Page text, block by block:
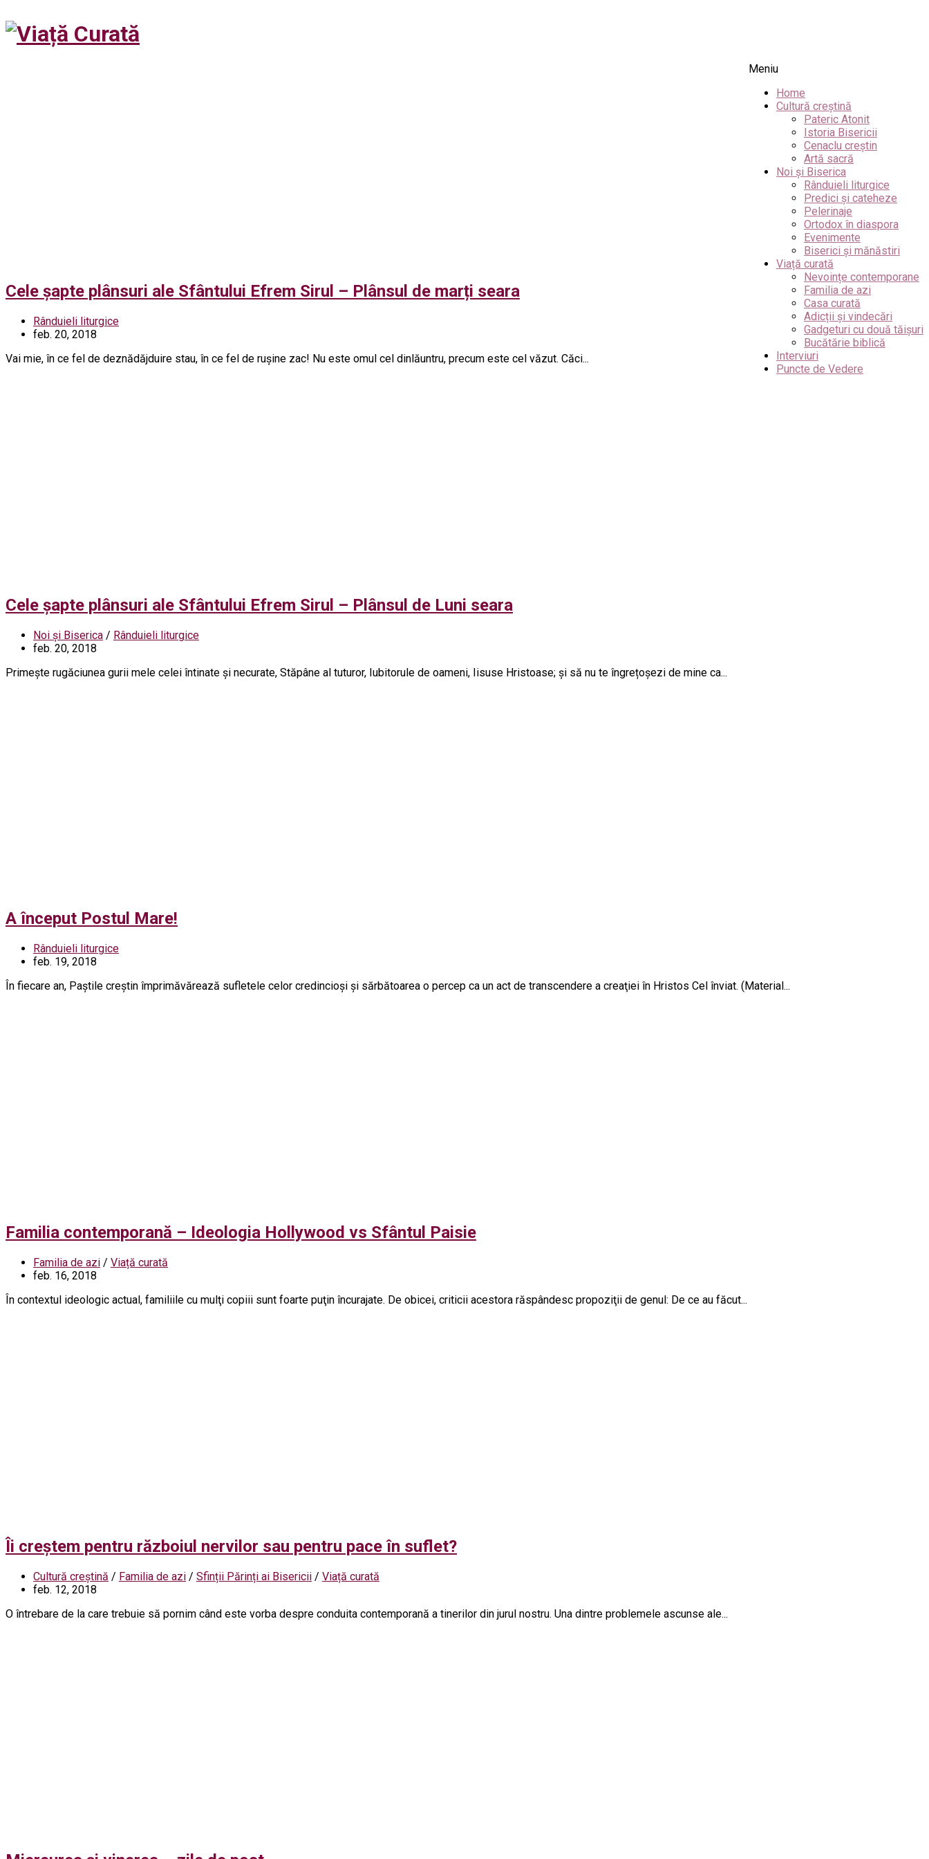
Meniu
Home
Cultură creștină
Pateric Atonit
Istoria Bisericii
Cenaclu creștin
Artă sacră
Noi și Biserica
Rânduieli liturgice
Predici și cateheze
Pelerinaje
Ortodox în diaspora
Evenimente
Biserici și mănăstiri
Viață curată
Nevoințe contemporane
Familia de azi
Casa curată
Adicții și vindecări
Gadgeturi cu două tăișuri
Bucătărie biblică
Interviuri
Puncte de Vedere
Cele șapte plânsuri ale Sfântului Efrem Sirul – Plânsul de marți seara
Rânduieli liturgice
feb. 20, 2018
Vai mie, în ce fel de deznădăjduire stau, în ce fel de rușine zac! Nu este omul cel dinlăuntru, precum este cel văzut. Căci...
Cele șapte plânsuri ale Sfântului Efrem Sirul – Plânsul de Luni seara
Noi și Biserica / Rânduieli liturgice
feb. 20, 2018
Primește rugăciunea gurii mele celei întinate și necurate, Stăpâne al tuturor, Iubitorule de oameni, Iisuse Hristoase; și să nu te îngrețoșezi de mine ca...
A început Postul Mare!
Rânduieli liturgice
feb. 19, 2018
În fiecare an, Paştile creştin împrimăvărează sufletele celor credincioşi şi sărbătoarea o percep ca un act de transcendere a creaţiei în Hristos Cel înviat. (Material...
Familia contemporană – Ideologia Hollywood vs Sfântul Paisie
Familia de azi / Viață curată
feb. 16, 2018
În contextul ideologic actual, familiile cu mulţi copiii sunt foarte puţin încurajate. De obicei, criticii acestora răspândesc propoziţii de genul: De ce au făcut...
Îi creștem pentru războiul nervilor sau pentru pace în suflet?
Cultură creștină / Familia de azi / Sfinții Părinți ai Bisericii / Viață curată
feb. 12, 2018
O întrebare de la care trebuie să pornim când este vorba despre conduita contemporană a tinerilor din jurul nostru. Una dintre problemele ascunse ale...